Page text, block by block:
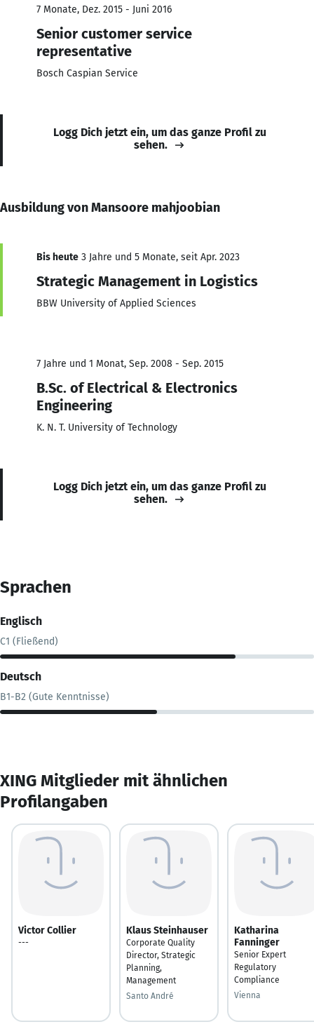
7 Monate, Dez. 2015 - Juni 2016
Senior customer service
representative
Bosch Caspian Service
Logg Dich jetzt ein, um das ganze Profil zu
sehen.
Ausbildung von Mansoore mahjoobian
Bis heute 3 Jahre und 5 Monate, seit Apr. 2023
Strategic Management in Logistics
BBW University of Applied Sciences
7 Jahre und 1 Monat, Sep. 2008 - Sep. 2015
B.Sc. of Electrical & Electronics
Engineering
K. N. T. University of Technology
Logg Dich jetzt ein, um das ganze Profil zu
sehen.
Sprachen
Englisch
C1 (Fließend)
Deutsch
B1-B2 (Gute Kenntnisse)
XING Mitglieder mit ähnlichen
Profilangaben
Victor Collier
---
Klaus Steinhauser
Corporate Quality
Director, Strategic
Planning,
Management
Santo André
Katharina
Fanninger
Senior Expert
Regulatory
Compliance
Vienna